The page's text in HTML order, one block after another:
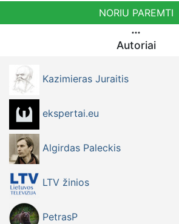
NORIU PAREMTI
Autoriai
Kazimieras Juraitis
ekspertai.eu
Algirdas Paleckis
LTV žinios
PetrasP